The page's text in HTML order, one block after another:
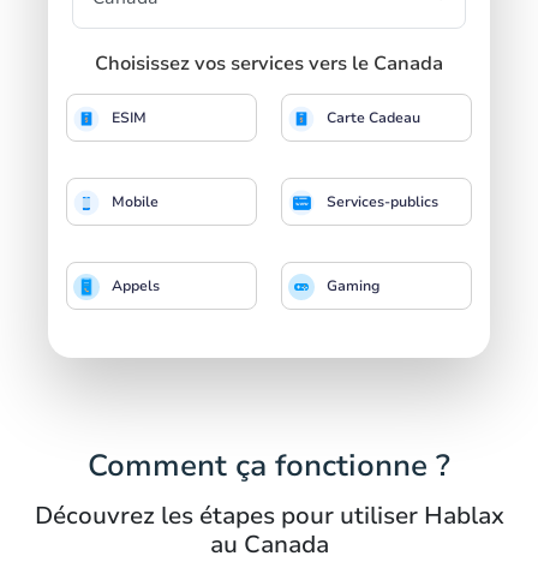
Choisissez vos services vers le Canada
ESIM Carte Cadeau
Mobile Services-publics
Appels Gaming
Comment ça fonctionne ?
Découvrez les étapes pour utiliser Hablax
au Canada